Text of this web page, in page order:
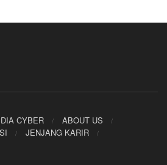
CYBER
ABOUT US
JENJANG KARIR